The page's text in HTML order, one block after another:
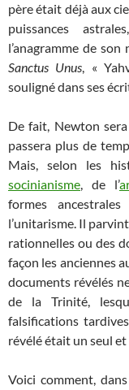
père était déjà aux
puissances
l’anagramme de son
Sanctus Unus, «
souligné dans ses
De fait, Newton
passera plus de
Mais, selon les
socinianisme, de l’
formes
l’unitarisme. Il
rationnelles ou des
façon les anciennes
documents révélés
de la Trinité,
falsifications
révélé était un seul
Voici comment,